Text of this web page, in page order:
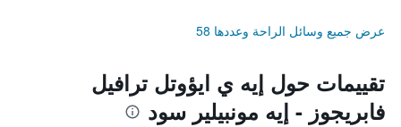
عرض جميع وسائل الراحة وعددها 58
تقييمات حول إيه ي ايؤوتل ترافيل
فابريجوز - إيه مونبيلير سود